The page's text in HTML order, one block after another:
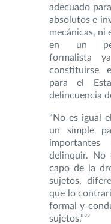
adecuado
absolutos e
mecánicas, ni
en un
formalista
constituirse
para el
delincuencia
“No es igual
un simple
delinquir. No
capo de la
sujetos,
que lo
formal y
sujetos.”²²